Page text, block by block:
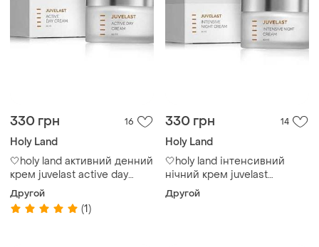
330 грн 16
Holy Land
🤍holy land активний денний
крем juvelast active day
cream
Другой
(1)
330 грн 14
Holy Land
🤍holy land інтенсивний
нічний крем juvelast
intensive night cream
Другой